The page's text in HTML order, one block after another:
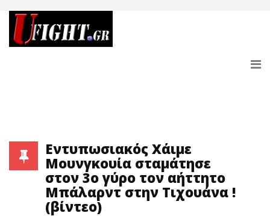
Εντυπωσιακός Χάιμε
Μουνγκουία σταμάτησε
στον 3ο γύρο τον αήττητο
Μπάλαρντ στην Τιχουάνα !
(βίντεο)